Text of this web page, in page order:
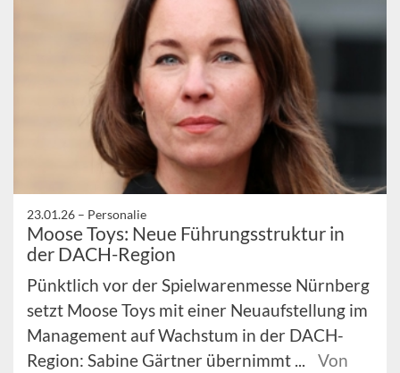
23.01.26 – Personalie
Moose Toys: Neue Führungsstruktur in
der DACH-Region
Pünktlich vor der Spielwarenmesse Nürnberg
setzt Moose Toys mit einer Neuaufstellung im
Management auf Wachstum in der DACH-
Region: Sabine Gärtner übernimmt ...
Von